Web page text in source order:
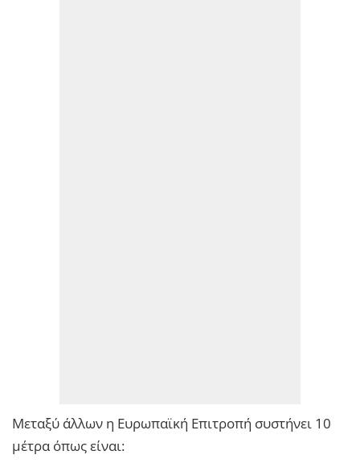
Μεταξύ άλλων η Ευρωπαϊκή Επιτροπή συστήνει 10
μέτρα όπως είναι: